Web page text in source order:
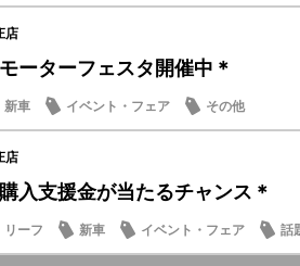
店
ーターフェスタ開催中＊
新車 イベント・フェア その他
店
入支援金が当たるチャンス＊
リーフ 新車 イベント・フェア 話